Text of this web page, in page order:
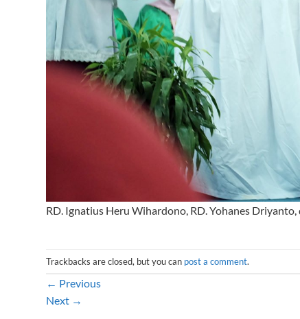
RD. Ignatius Heru Wihardono, RD. Yohanes
Trackbacks are closed, but you can post a comment.
← Previous
Next →